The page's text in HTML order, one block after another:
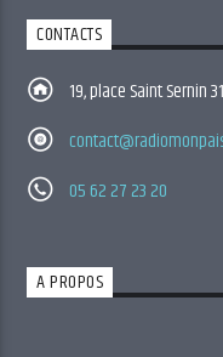
CONTACTS
19, place Saint Sernin
05 62 27 23 20
A PROPOS